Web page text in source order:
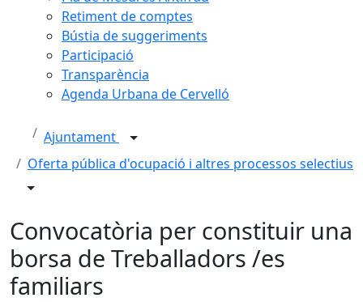
Retiment de comptes
Bústia de suggeriments
Participació
Transparència
Agenda Urbana de Cervelló
Ajuntament
Oferta pública d'ocupació i altres processos selectius
Convocatòria per constituir una
borsa de Treballadors /es
familiars